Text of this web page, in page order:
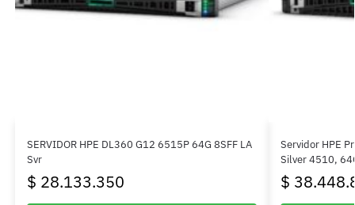
SERVIDOR HPE DL360 G12 6515P 64G 8SFF LA
Svr
$ 28.133.350
Servidor HPE
Silver 4510,
$